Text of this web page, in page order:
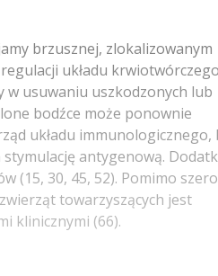
brzusznej, zlokalizowanym
układu krwiotwórczego
w usuwaniu uszkodzonych lub
bodźce może ponownie
układu immunologicznego,
antygenową.
(15, 30, 45, 52). Pomimo
towarzyszących jest
klinicznymi (66).